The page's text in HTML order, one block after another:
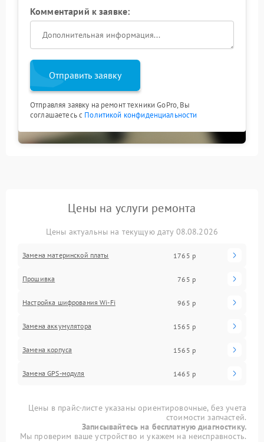
Комментарий к заявке:
Отправить заявку
Отправляя заявку на ремонт техники GoPro, Вы
соглашаетесь с Политикой конфиденциальности
Цены на услуги ремонта
Цены актуальны на текущую дату 08.08.2026
Замена материнской платы 1765 р
Прошивка 765 р
Настройка шифрования Wi-Fi 965 р
Замена аккумулятора 1565 р
Замена корпуса 1565 р
Замена GPS-модуля 1465 р
Цены в прайс-листе указаны ориентировочные, без учета
стоимости запчастей.
Записывайтесь на бесплатную диагностику.
Мы проверим ваше устройство и укажем на неисправность.